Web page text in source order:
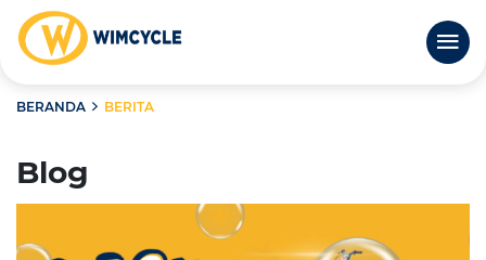
BERANDA BERITA
Blog